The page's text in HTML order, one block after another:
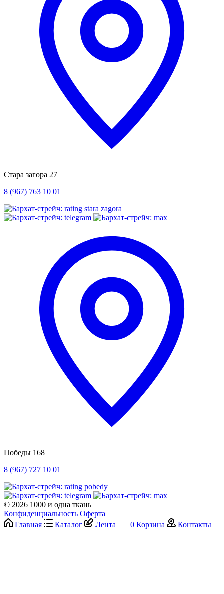
Стара загора 27
8 (967) 763 10 01
Победы 168
8 (967) 727 10 01
© 2026 1000 и одна ткань
Конфиденциальность Оферта
Главная
Каталог Лента 0 Корзина Контакты